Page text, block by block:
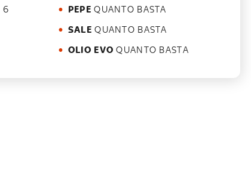
6
PEPE QUANTO BASTA
SALE QUANTO BASTA
OLIO EVO QUANTO BASTA